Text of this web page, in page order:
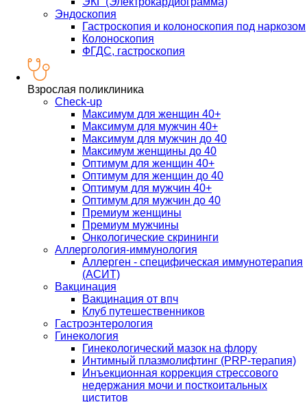
Эндоскопия
Гастроскопия и колоноскопия под наркозом
Колоноскопия
ФГДС, гастроскопия
Взрослая поликлиника
Check-up
Максимум для женщин 40+
Максимум для мужчин 40+
Максимум для мужчин до 40
Максимум женщины до 40
Оптимум для женщин 40+
Оптимум для женщин до 40
Оптимум для мужчин 40+
Оптимум для мужчин до 40
Премиум женщины
Премиум мужчины
Онкологические скрининги
Аллергология-иммунология
Аллерген - специфическая иммунотерапия
(АСИТ)
Вакцинация
Вакцинация от впч
Клуб путешественников
Гастроэнтерология
Гинекология
Гинекологический мазок на флору
Интимный плазмолифтинг (PRP-терапия)
Инъекционная коррекция стрессового
недержания мочи и посткоитальных
циститов